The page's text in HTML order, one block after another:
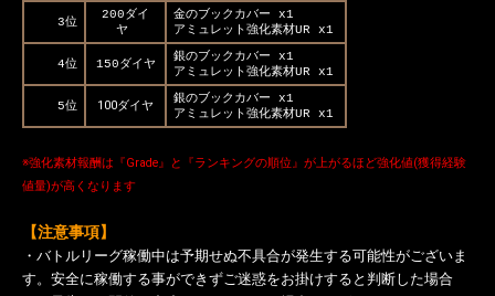
3位
200ダイ
ヤ
金のブックカバー x1
アミュレット強化素材UR x1
4位 150ダイヤ
銀のブックカバー x1
アミュレット強化素材UR x1
5位 100ダイヤ
銀のブックカバー x1
アミュレット強化素材UR x1
※強化素材報酬は『Grade』と『ランキングの順位』が上がるほど強化値(獲得経験
値量)が高くなります
【注意事項】
・バトルリーグ稼働中は予期せぬ不具合が発生する可能性がございま
す。安全に稼働する事ができずご迷惑をお掛けすると判断した場合